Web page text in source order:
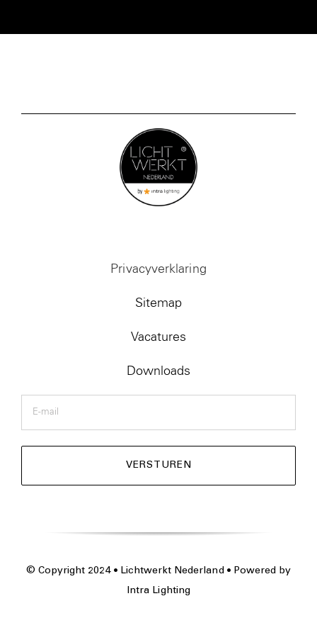
Privacyverklaring
Sitemap
Vacatures
Downloads
© Copyright 2024 • Lichtwerkt Nederland • Powered by
Intra Lighting